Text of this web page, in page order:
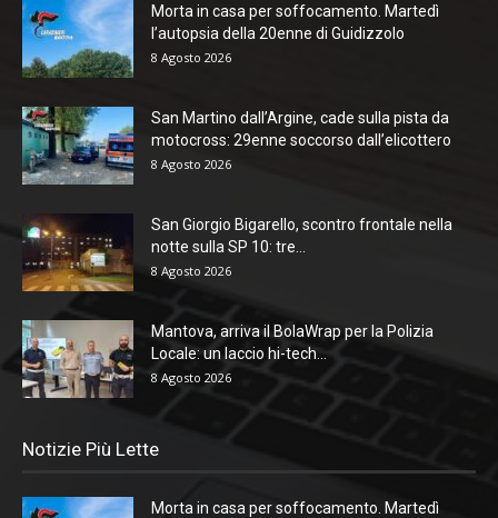
Morta in casa per soffocamento. Martedì
l’autopsia della 20enne di Guidizzolo
8 Agosto 2026
San Martino dall’Argine, cade sulla pista da
motocross: 29enne soccorso dall’elicottero
8 Agosto 2026
San Giorgio Bigarello, scontro frontale nella
notte sulla SP 10: tre...
8 Agosto 2026
Mantova, arriva il BolaWrap per la Polizia
Locale: un laccio hi-tech...
8 Agosto 2026
Notizie Più Lette
Morta in casa per soffocamento. Martedì